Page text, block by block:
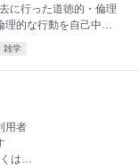
に行った道徳的・倫理
理的な行動を自己中心
ケティングにおける
の関係を説明する理論
も「許される」と感
センシングの典型的
報告され[3]、以降、
では、道徳的行動が
し、罪悪感を軽減する
雑学
用者
は半